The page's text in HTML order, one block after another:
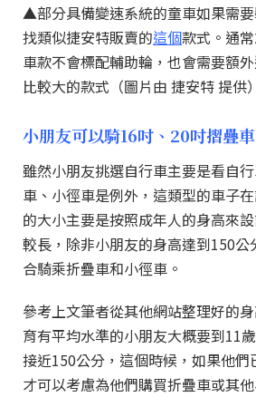
▲部分具備變速系統的童車如果需
找類似捷安特販賣的這個款式。通
車款不會標配輔助輪，也會需要額
比較大的款式（圖片由 捷安特 提供）
小朋友可以騎16吋、20吋摺疊
雖然小朋友挑選自行車主要是看自
車、小徑車是例外，這類型的車子
的大小主要是按照成年人的身高來
較長，除非小朋友的身高達到150
合騎乘折疊車和小徑車。
參考上文筆者從其他網站整理好的
育有平均水準的小朋友大概要到11
接近150公分，這個時候，如果他們
才可以考慮為他們購買折疊車或其